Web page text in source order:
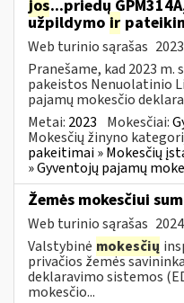
jos...priedų
užpildymo ir
Web turinio sąrašas
Pranešame, kad 2023 m.
pakeistos Nenuolatinio
pajamų mokesčio
Metai: 2023 Mokesčiai:
Mokesčių žinyno
pakeitimai » Mokesčių
» Gyventojų pajamų
Žemės mokesčiui
Web turinio sąrašas
Valstybinė mokesčių
privačios žemės
deklaravimo sistemos
mokesčio...